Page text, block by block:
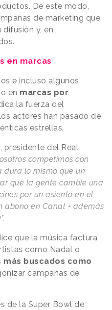
De este modo,
de marketing que
difusión y, en
en marcas
e incluso algunos
en marcas por
la fuerza del
actores han pasado de
estrellas.
presidente del Real
competimos con
dura lo mismo que un
que la gente cambie una
por un asiento en el
abono en Canal + además
”.
que la música factura
como Nadal o
más buscados como
campañas de
de la Super Bowl de